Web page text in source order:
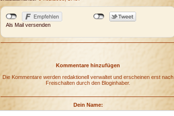
Als Mail versenden
Kommentare hinzufügen
Die Kommentare werden redaktionell verwaltet und erscheinen erst nach
Freischalten durch den Bloginhaber.
Dein Name: